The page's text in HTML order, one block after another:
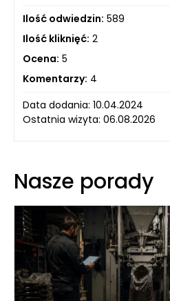
Ilość odwiedzin: 589
Ilość kliknięć: 2
Ocena: 5
Komentarzy: 4
Data dodania: 10.04.2024
Ostatnia wizyta: 06.08.2026
Nasze porady